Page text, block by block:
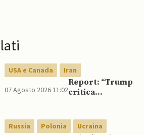
USA e Canada Iran
07 Agosto 2026 11:02
Report: “Trump
critica
munizioni in
guerra con
Russia Polonia Ucraina